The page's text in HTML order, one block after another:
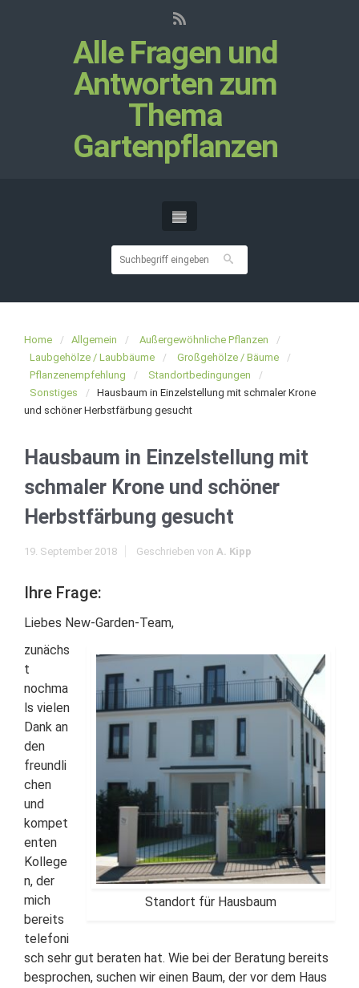
Alle Fragen und
Antworten zum
Thema
Gartenpflanzen
Home Allgemein
Außergewöhnliche Pflanzen
Laubgehölze / Laubbäume
Großgehölze / Bäume
Pflanzenempfehlung
Standortbedingungen
Sonstiges
Hausbaum in Einzelstellung mit schmaler Krone
und schöner Herbstfärbung gesucht
Hausbaum in Einzelstellung mit
schmaler Krone und schöner
Herbstfärbung gesucht
19. September 2018 Geschrieben von A. Kipp
Ihre Frage:
Liebes New-Garden-Team,
Standort für Hausbaum
zunächs
t
nochma
ls vielen
Dank an
den
freundli
chen
und
kompet
enten
Kollege
n, der
mich
bereits
telefoni
sch sehr gut beraten hat. Wie bei der Beratung bereits
besprochen, suchen wir einen Baum, der vor dem Haus